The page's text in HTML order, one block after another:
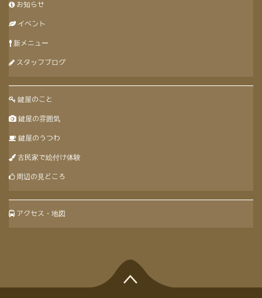
お知らせ
イベント
新メニュー
スタッフブログ
鍵屋のこと
鍵屋の雰囲気
鍵屋のうつわ
古民家で絵付け体験
周辺の見どころ
アクセス・地図